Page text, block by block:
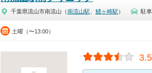
千葉県流山市南流山（南流山駅 鰭ヶ崎駅 ） 駐
土曜（〜13:00）